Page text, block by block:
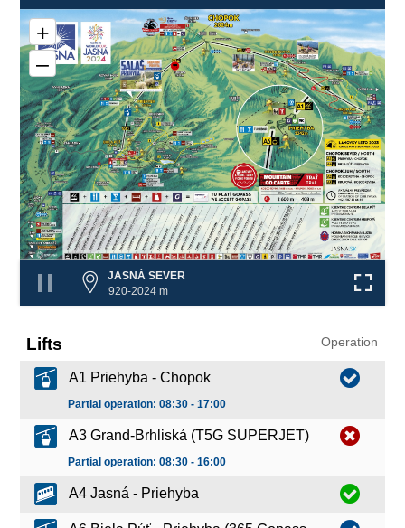
+
–
JASNÁ SEVER
920-2024 m
Lifts Operation
A1 Priehyba - Chopok
Partial operation: 08:30 - 17:00
A3 Grand-Brhliská (T5G SUPERJET)
Partial operation: 08:30 - 16:00
A4 Jasná - Priehyba